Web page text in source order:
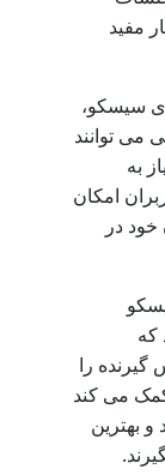
مفید
سیسکو،
می ‌توانند
به
امکان
در
که
را
می ‌کند
و بهترین
.